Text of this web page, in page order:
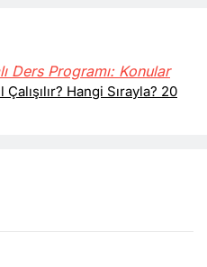
Ders Programı: Konular
Çalışılır? Hangi Sırayla? 20